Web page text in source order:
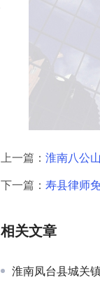
上一篇： 淮南八公
下一篇： 寿县律师
相关文章
淮南凤台县城关